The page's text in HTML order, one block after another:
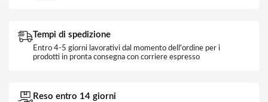
Tempi di spedizione
Entro 4-5 giorni lavorativi dal momento dell'ordine per i
prodotti in pronta consegna con corriere espresso
Reso entro 14 giorni